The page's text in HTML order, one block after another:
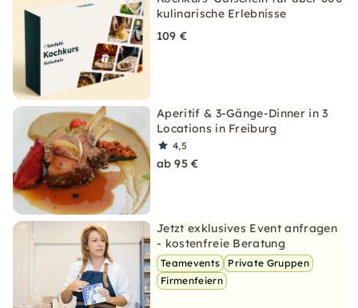
kulinarische Erlebnisse
109 €
Aperitif & 3-Gänge-Dinner in 3
Locations in Freiburg
4,5
ab 95 €
Jetzt exklusives Event anfragen
- kostenfreie Beratung
Teamevents
Private Gruppen
Firmenfeiern